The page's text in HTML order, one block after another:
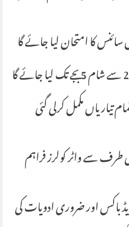
کا امتحان لیا جائے گا
تیاریاں مکمل کرلی گئی
کی طرف سے واٹر کولرز فراہم
باکس اور ضروری ادویات کی